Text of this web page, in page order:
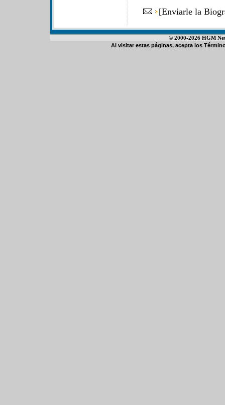
[Enviarle la
© 2000-2026 HGM
Al visitar estas páginas, acepta los